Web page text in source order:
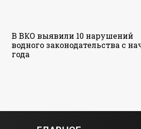
В ВКО выявили 10 нарушений
водного законодательства с
года